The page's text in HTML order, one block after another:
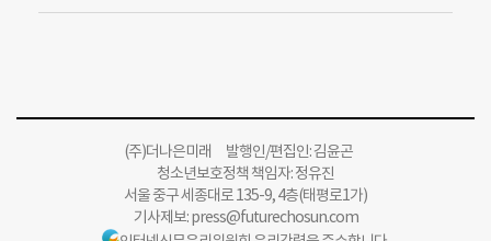
(주)더나은미래 발행인/편집인: 김윤곤
청소년보호정책 책임자: 정유진
서울 중구 세종대로 135-9, 4층(태평로1가)
기사제보:press@futurechosun.com